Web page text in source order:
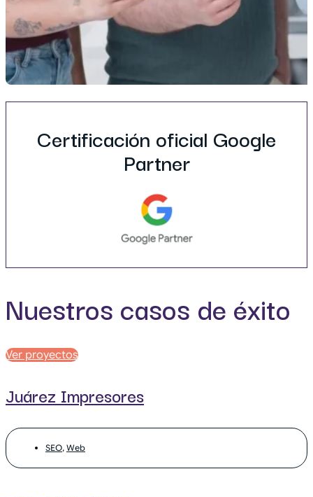
Certificación oficial Google
Partner
Nuestros casos de éxito
Ver proyectos
Juárez Impresores
SEO, Web